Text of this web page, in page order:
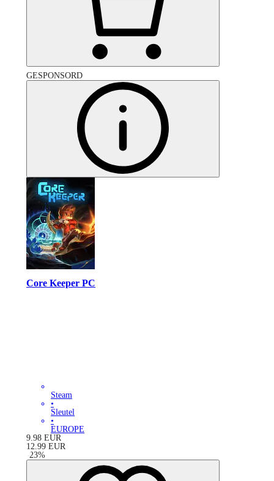
GESPONSORD
Core Keeper PC
Steam
•
Sleutel
•
EUROPE
9.98 EUR
12.99 EUR
-23%